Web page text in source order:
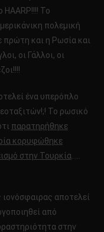
HAARP!!!! Το
πολεμική
πρώτη και η Ρωσία και
οι Γάλλοι, οι
ένα υπερόπλο
Το ρωσικό
παρατηρήθηκε
κορυφώθηκε
στην Τουρκία…..
αποτελεί
από
στην